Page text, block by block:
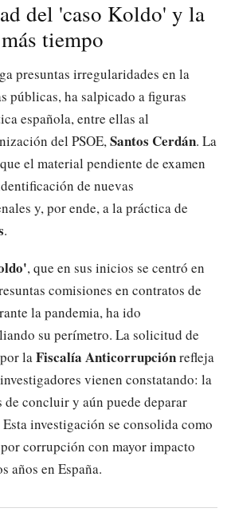
del 'caso Koldo' y la
tiempo
presuntas irregularidades en la
públicas, ha salpicado a figuras
española, entre ellas al
del PSOE,Santos Cerdán. La
el material pendiente de examen
de nuevas
y, por ende, a la práctica de
.
, que en sus inicios se centró en
comisiones en contratos de
la pandemia, ha ido
su perímetro. La solicitud de
laFiscalía Anticorrupciónrefleja
vienen constatando: la
concluir y aún puede deparar
investigación se consolida como
corrupción con mayor impacto
años en España.